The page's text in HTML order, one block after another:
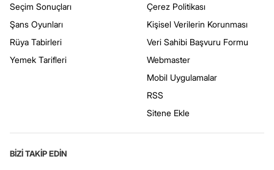
Seçim Sonuçları
Şans Oyunları
Rüya Tabirleri
Yemek Tarifleri
Çerez Politikası
Kişisel Verilerin Korunması
Veri Sahibi Başvuru Formu
Webmaster
Mobil Uygulamalar
RSS
Sitene Ekle
BİZİ TAKİP EDİN